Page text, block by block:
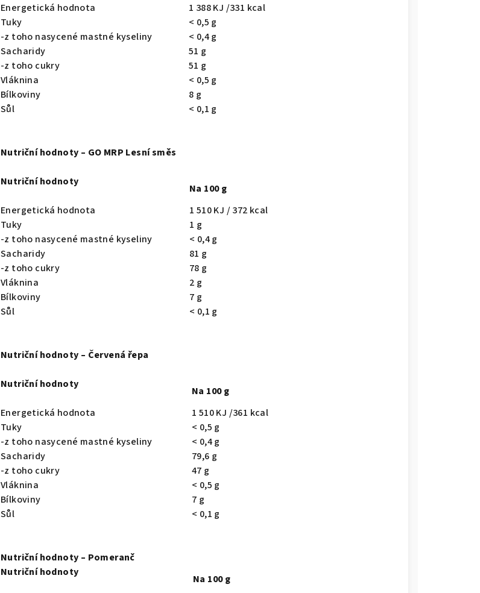
Energetická hodnota
1 388 KJ /331 kcal
Tuky
< 0,5 g
-z toho nasycené mastné kyseliny
< 0,4 g
Sacharidy
51 g
-z toho cukry
51 g
Vláknina
< 0,5 g
Bílkoviny
8 g
Sůl
< 0,1 g
Nutriční hodnoty – GO MRP Lesní směs
Nutriční hodnoty
Na 100 g
Energetická hodnota
1 510 KJ / 372 kcal
Tuky
1 g
-z toho nasycené mastné kyseliny
< 0,4 g
Sacharidy
81 g
-z toho cukry
78 g
Vláknina
2 g
Bílkoviny
7 g
Sůl
< 0,1 g
Nutriční hodnoty – Červená řepa
Nutriční hodnoty
Na 100 g
Energetická hodnota
1 510 KJ /361 kcal
Tuky
< 0,5 g
-z toho nasycené mastné kyseliny
< 0,4 g
Sacharidy
79,6 g
-z toho cukry
47 g
Vláknina
< 0,5 g
Bílkoviny
7 g
Sůl
< 0,1 g
Nutriční hodnoty – Pomeranč
Nutriční hodnoty
Na 100 g